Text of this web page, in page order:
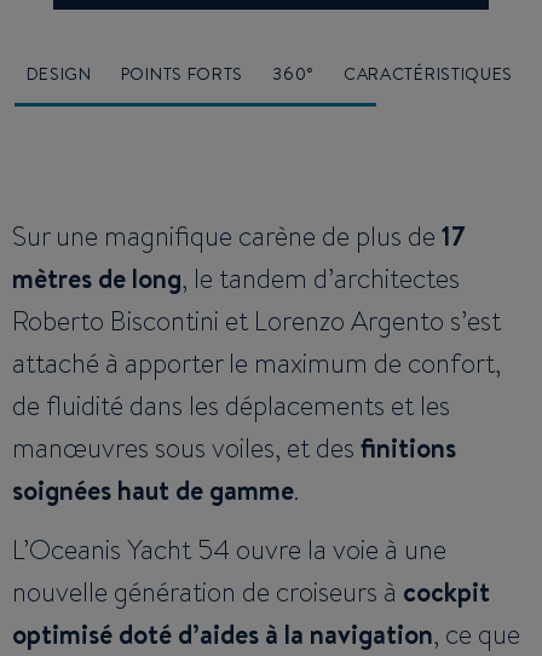
DESIGN POINTS FORTS 360° CARACTÉRISTIQUES
Sur une magnifique carène de plus de 17
mètres de long, le tandem d’architectes
Roberto Biscontini et Lorenzo Argento s’est
attaché à apporter le maximum de confort,
de fluidité dans les déplacements et les
manœuvres sous voiles, et des finitions
soignées haut de gamme.
L’Oceanis Yacht 54 ouvre la voie à une
nouvelle génération de croiseurs à cockpit
optimisé doté d’aides à la navigation, ce que